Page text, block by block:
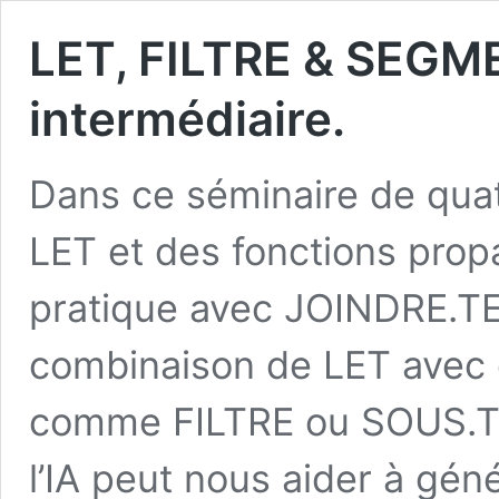
LET, FILTRE &
intermédiaire.
Dans ce séminaire de
LET et des fonctions
pratique avec
combinaison de LET
comme FILTRE ou
l’IA peut nous aider à